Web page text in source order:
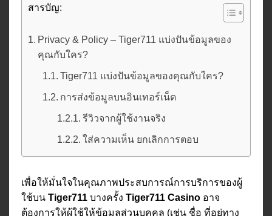
สารบัญ:
Privacy & Policy – Tiger711 แบ่งปันข้อมูลของ
คุณกับใคร?
Tiger711 แบ่งปันข้อมูลของคุณกับใคร?
การส่งข้อมูลบนอินเทอร์เน็ต
รีวิวจากผู้ใช้งานจริง
ใส่ความเห็น ยกเลิกการตอบ
เพื่อให้มั่นใจในคุณภาพประสบการณ์การบริการของผู้
ใช้บน Tiger711 บางครั้ง Tiger711 Casino อาจ
ต้องการให้ผู้ใช้ให้ข้อมูลส่วนบุคคล (เช่น ชื่อ ที่อยู่ทาง